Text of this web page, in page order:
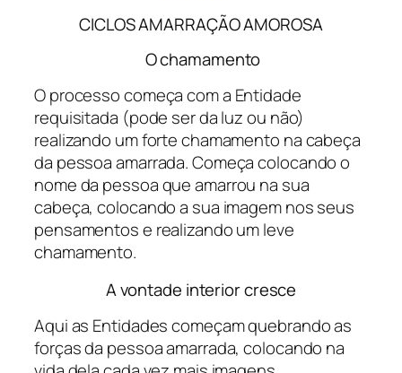
CICLOS AMARRAÇÃO AMOROSA
O chamamento
O processo começa com a Entidade
requisitada (pode ser da luz ou não)
realizando um forte chamamento na cabeça
da pessoa amarrada. Começa colocando o
nome da pessoa que amarrou na sua
cabeça, colocando a sua imagem nos seus
pensamentos e realizando um leve
chamamento.
A vontade interior cresce
Aqui as Entidades começam quebrando as
forças da pessoa amarrada, colocando na